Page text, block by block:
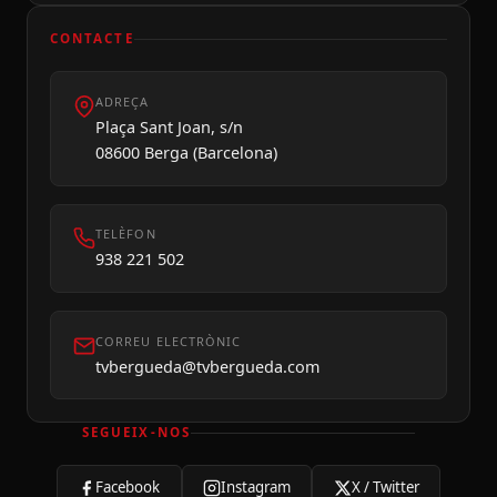
CONTACTE
ADREÇA
Plaça Sant Joan, s/n
08600 Berga (Barcelona)
TELÈFON
938 221 502
CORREU ELECTRÒNIC
tvbergueda@tvbergueda.com
SEGUEIX-NOS
Facebook Instagram X / Twitter